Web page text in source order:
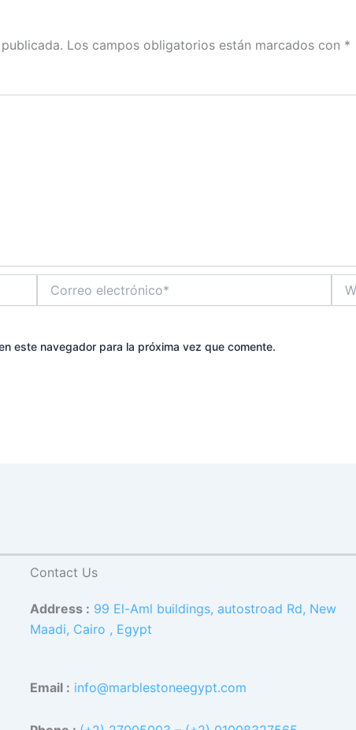
Los campos obligatorios están marcados con *
electrónico*
este navegador para la próxima vez que comente.
Contact Us
Address : 99 El-Aml buildings, autostroad Rd, New
Maadi, Cairo , Egypt
Email : info@marblestoneegypt.com